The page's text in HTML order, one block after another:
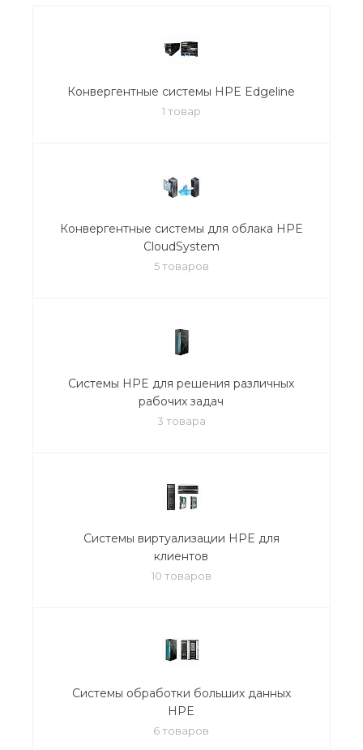
Конвергентные системы HPE Edgeline
1 товар
Конвергентные системы для облака HPE
CloudSystem
5 товаров
Системы HPE для решения различных
рабочих задач
3 товара
Системы виртуализации HPE для
клиентов
10 товаров
Системы обработки больших данных
HPE
6 товаров